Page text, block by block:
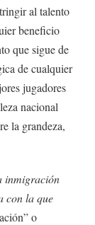
al talento
beneficio
que sigue de
de cualquier
jugadores
nacional
la grandeza,
inmigración
con la que
o